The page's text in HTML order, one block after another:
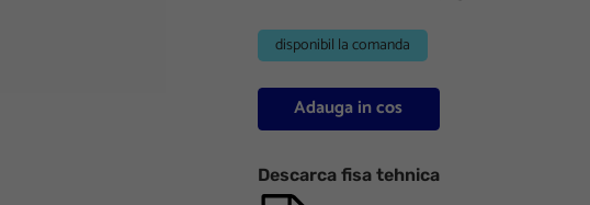
disponibil la comanda
Adauga in cos
Descarca fisa tehnica